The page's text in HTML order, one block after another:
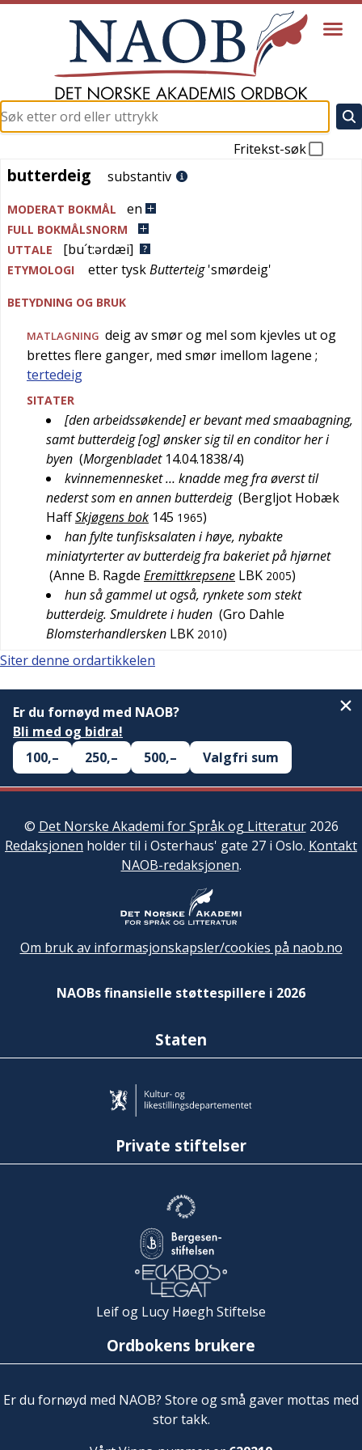
Fritekst-søk
butterdeig
butterdeig substantiv
MODERAT BOKMÅL en
FULL BOKMÅLSNORM
UTTALE
[bu´t:ərdæi]
ETYMOLOGI ettertyskButterteig'smørdeig'
BETYDNING OG BRUK
MATLAGNING deig av smør og mel som kjevles ut og
brettes flere ganger, med smør imellom lagene ;
tertedeig
SITATER
[den arbeidssøkende] er bevant med smaabagning,
samt butterdeig [og] ønsker sig til en conditor her i
byen (Morgenbladet 14.04.1838/4)
kvinnemennesket … knadde meg fra øverst til
nederst som en annen butterdeig (Bergljot Hobæk
HaffSkjøgens bok 145 1965)
han fylte tunfisksalaten i høye, nybakte
miniatyrterter av butterdeig fra bakeriet på hjørnet
(Anne B. Ragde Eremittkrepsene LBK 2005)
hun så gammel ut også, rynkete som stekt
butterdeig. Smuldrete i huden (Gro Dahle
Blomsterhandlersken LBK 2010)
Siter denne ordartikkelen
Er du fornøyd med NAOB?
Bli med og bidra!
100,–
250,– 500,– Valgfri sum
© Det Norske Akademi for Språk og Litteratur2026
Redaksjonen holder til i Osterhaus' gate 27 i Oslo. Kontakt
NAOB-redaksjonen.
Om bruk av informasjonskapsler/cookies på naob.no
NAOBs finansielle støttespillere i 2026
Staten
Private stiftelser
Leif og Lucy Høegh Stiftelse
Ordbokens brukere
Er du fornøyd med NAOB? Store og små gaver mottas med
stor takk.